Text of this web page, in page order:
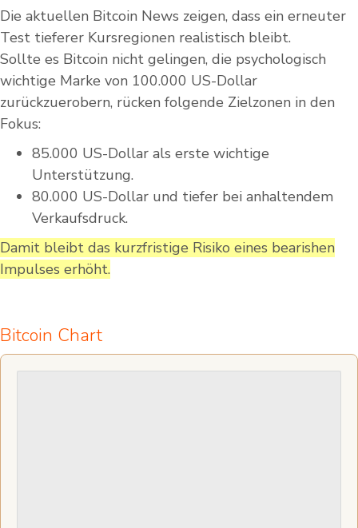
Die aktuellen Bitcoin News zeigen, dass ein erneuter
Test tieferer Kursregionen realistisch bleibt.
Sollte es Bitcoin nicht gelingen, die psychologisch
wichtige Marke von 100.000 US-Dollar
zurückzuerobern, rücken folgende Zielzonen in den
Fokus:
85.000 US-Dollar als erste wichtige
Unterstützung.
80.000 US-Dollar und tiefer bei anhaltendem
Verkaufsdruck.
Damit bleibt das kurzfristige Risiko eines bearishen
Impulses erhöht.
Bitcoin Chart